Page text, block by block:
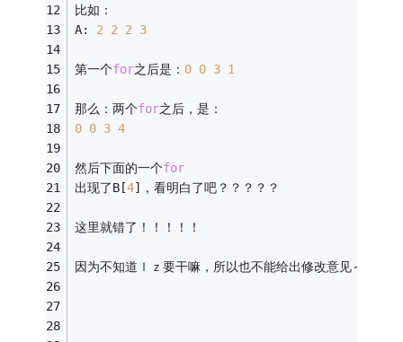
比如：
A: 2 2 2 3
第一个for之后是： 0 0 3 1
那么：两个for之后，是：
0 0 3 4
然后下面的一个for
出现了B[4]，看明白了吧？？？？？
这里就错了！！！！！
因为不知道ｌｚ要干嘛，所以也不能给出修改意见～呵呵